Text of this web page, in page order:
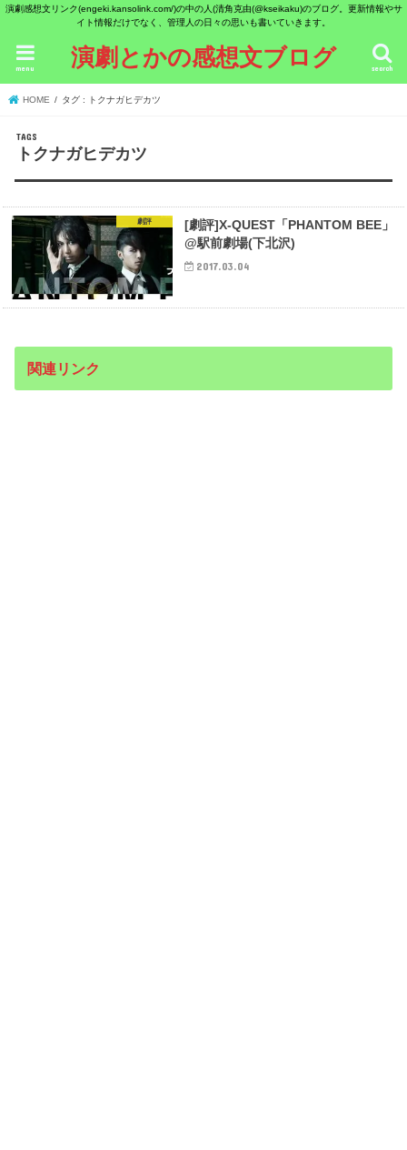
演劇感想文リンク(engeki.kansolink.com/)の中の人(清角克由(@kseikaku)のブログ。更新情報やサ
イト情報だけでなく、管理人の日々の思いも書いていきます。
演劇とかの感想文ブログ search
menu
HOME タグ : トクナガヒデカツ
トクナガヒデカツ
劇評
[劇評]X-QUEST「PHANTOM BEE」
@駅前劇場(下北沢)
2017.03.04
関連リンク